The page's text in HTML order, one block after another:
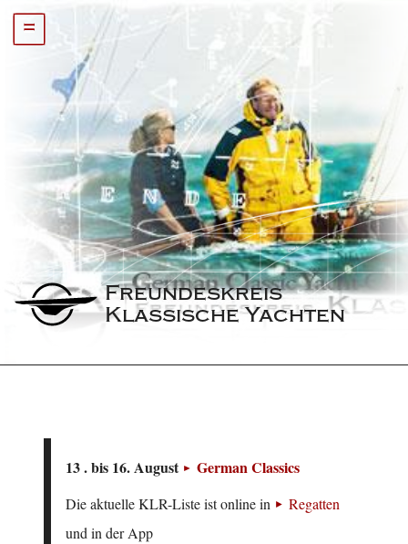
=
Freundeskreis
Klassische Yachten
13 . bis 16. August German Classics
Die aktuelle KLR-Liste ist online in
Regatten
und in der App